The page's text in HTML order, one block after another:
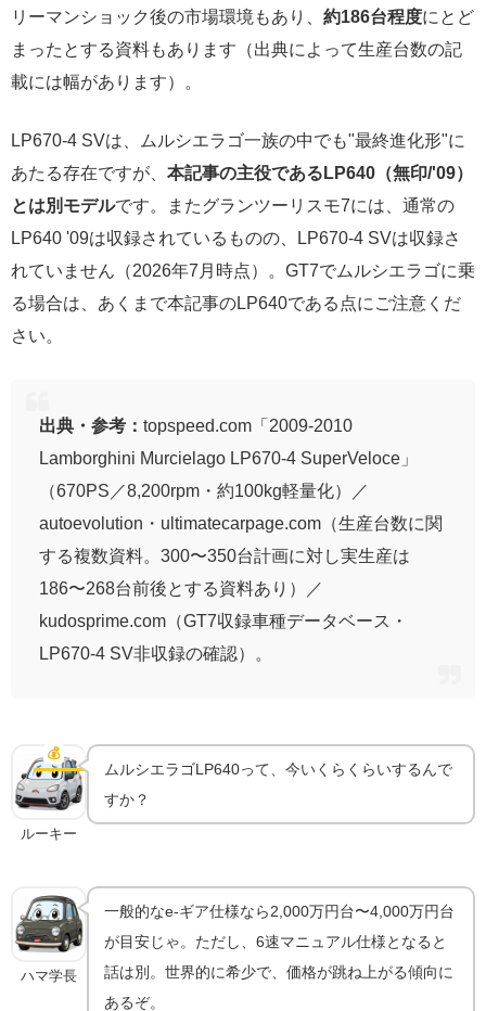
リーマンショック後の市場環境もあり、 約186台程度にとど
まったとする資料もあります（出典によって生産台数の記
載には幅があります）。
LP670-4 SVは、ムルシエラゴ一族の中でも"最終進化形"に
あたる存在ですが、 本記事の主役であるLP640（無印/'09）
とは別モデルです。またグランツーリスモ7には、通常の
LP640 '09は収録されているものの、LP670-4 SVは収録さ
れていません（2026年7月時点）。GT7でムルシエラゴに乗
る場合は、あくまで本記事のLP640である点にご注意くだ
さい。
出典・参考： topspeed.com「2009-2010
Lamborghini Murcielago LP670-4 SuperVeloce」
（670PS／8,200rpm・約100kg軽量化）／
autoevolution・ultimatecarpage.com（生産台数に関
する複数資料。300〜350台計画に対し実生産は
186〜268台前後とする資料あり）／
kudosprime.com（GT7収録車種データベース・
LP670-4 SV非収録の確認）。
💰 中古相場
ルーキー
ムルシエラゴLP640って、今いくらくらいするんで
すか？
ハマ学長
一般的なe-ギア仕様なら2,000万円台〜4,000万円台
が目安じゃ。ただし、6速マニュアル仕様となると
話は別。世界的に希少で、価格が跳ね上がる傾向に
あるぞ。